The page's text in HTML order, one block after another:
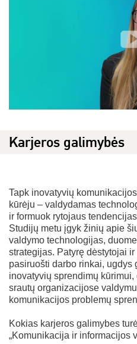
Karjeros galimybės
Tapk inovatyvių
kūrėju – valdydamas
ir formuok rytojaus
Studijų metu įgyk žinių apie
valdymo technologijas,
strategijas. Patyrę dėstytojai
pasiruošti darbo rinkai, ugdys
inovatyvių sprendimų
srautų organizacijose
komunikacijos problemų
Kokias karjeros galimybes
„Komunikacija ir informacijos